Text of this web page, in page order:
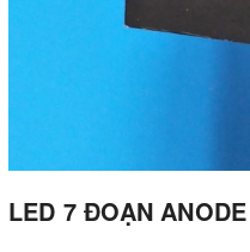
LED 7 ĐOẠN